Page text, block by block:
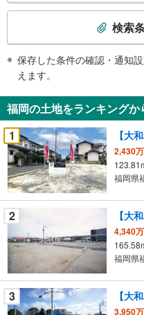
検
知
を
受
け
取
る
・
条
件
を
マ
イ
ペ
ー
ジ
検索
保存した条件の確認・通知
えます。
福岡の土地をランキングか
1
2,430
福岡県
2
4,340
福岡県
3
3,950